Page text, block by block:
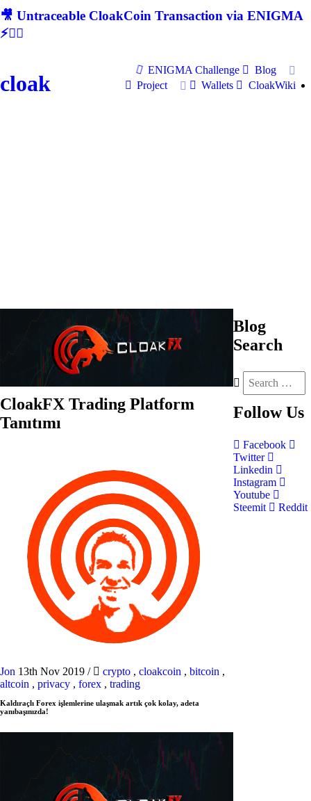
🎥 Untraceable CloakCoin Transaction via ENIGMA
⚡🕵‍♂
cloak
ENIGMA Challenge
Blog
Project
Wallets CloakWiki
CloakFX Trading Platform
Tanıtımı
Jon 13th Nov 2019 / crypto , cloakcoin , bitcoin ,
altcoin , privacy , forex , trading
Kaldıraçlı Forex işlemlerine ulaşmak artık çok kolay, adeta
yanıbaşınızda!
Blog
Search
Follow Us
Facebook
Twitter
Linkedin
Instagram
Youtube
Steemit
Reddit